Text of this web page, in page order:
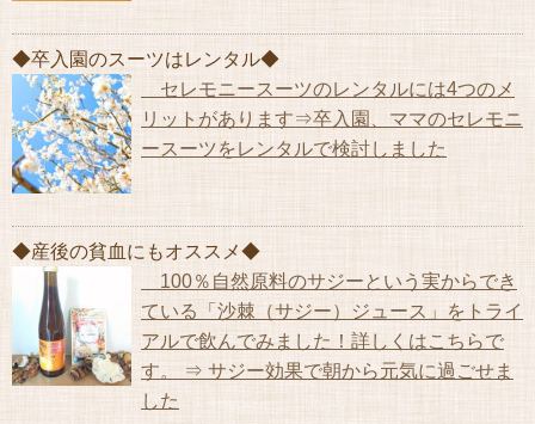
◆卒入園のスーツはレンタル◆
セレモニースーツのレンタルには4つのメ
リットがあります⇒卒入園、ママのセレモニ
ースーツをレンタルで検討しました
◆産後の貧血にもオススメ◆
100％自然原料のサジーという実からでき
ている「沙棘（サジー）ジュース」をトライ
アルで飲んでみました！詳しくはこちらで
す。 ⇒ サジー効果で朝から元気に過ごせま
した